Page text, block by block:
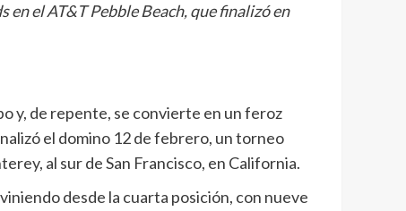
el AT&T Pebble Beach, que finalizó en
y, de repente, se convierte en un feroz
el domino 12 de febrero, un torneo
al sur de San Francisco, en California.
desde la cuarta posición, con nueve